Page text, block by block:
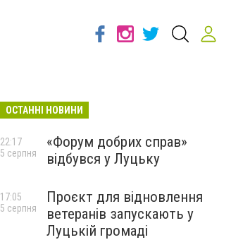
ОСТАННІ НОВИНИ
«Форум добрих справ»
відбувся у Луцьку
22:17
5 серпня
Проєкт для відновлення
ветеранів запускають у
Луцькій громаді
17:05
5 серпня